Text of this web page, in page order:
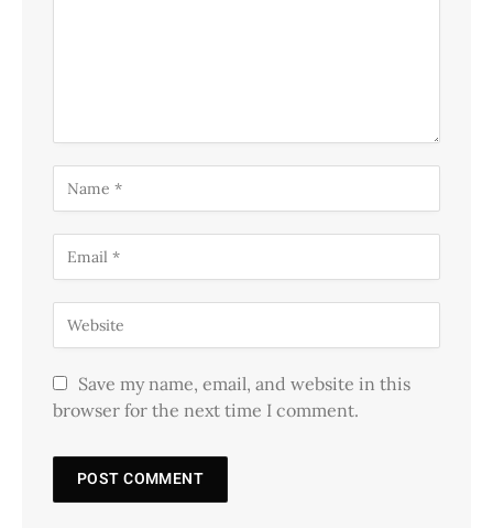
Save my name, email, and website in this
browser for the next time I comment.